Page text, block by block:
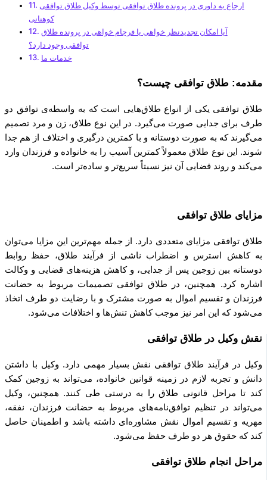
ارجاع به داوری در پرونده طلاق توافقی توسط وکیل طلاق توافقی
کوهنانی
آیا امکان تجدیدنظر خواهی یا فرجام خواهی در پرونده طلاق
توافقی وجود دارد؟
خدمات ما
مقدمه: طلاق توافقی چیست؟
طلاق توافقی یکی از انواع طلاق‌هایی است که به واسطه‌ی توافق دو
طرف برای جدایی صورت می‌گیرد. در این نوع طلاق، زن و مرد تصمیم
می‌گیرند که به صورت دوستانه و با کمترین درگیری و اختلاف از هم جدا
شوند. این نوع طلاق معمولاً کمترین آسیب را به خانواده و فرزندان وارد
می‌کند و روند قضایی آن نیز نسبتاً سریع‌تر و ساده‌تر است.
مزایای طلاق توافقی
طلاق توافقی مزایای متعددی دارد. از جمله مهم‌ترین این مزایا می‌توان
به کاهش استرس و اضطراب ناشی از فرآیند طلاق، حفظ روابط
دوستانه بین زوجین پس از جدایی، و کاهش هزینه‌های قضایی و وکالت
اشاره کرد. همچنین، در طلاق توافقی تصمیمات مربوط به حضانت
فرزندان و تقسیم اموال به صورت مشترک و با رضایت دو طرف اتخاذ
می‌شود که این امر نیز موجب کاهش تنش‌ها و اختلافات می‌شود.
نقش وکیل در طلاق توافقی
وکیل در فرآیند طلاق توافقی نقش بسیار مهمی دارد. وکیل با داشتن
دانش و تجربه لازم در زمینه قوانین خانواده، می‌تواند به زوجین کمک
کند تا مراحل قانونی طلاق را به درستی طی کنند. همچنین، وکیل
می‌تواند در تنظیم توافق‌نامه‌های مربوط به حضانت فرزندان، نفقه،
مهریه و تقسیم اموال نقش مشاوره‌ای داشته باشد و اطمینان حاصل
کند که حقوق هر دو طرف حفظ می‌شود.
مراحل انجام طلاق توافقی